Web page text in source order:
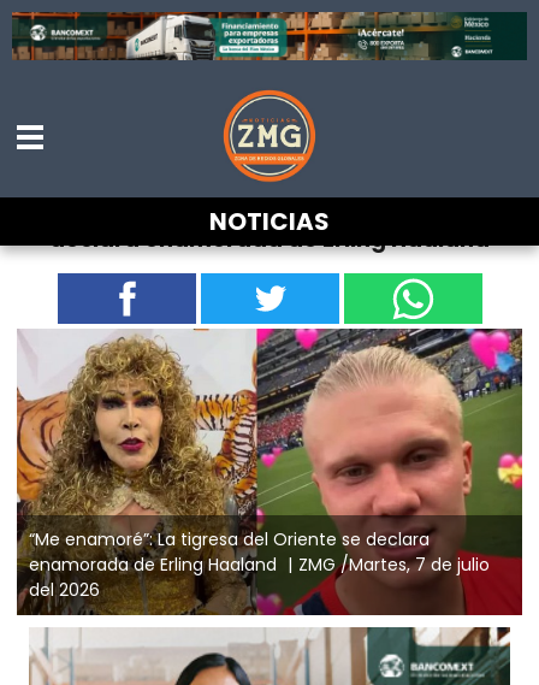
NOTICIAS
“Me enamoré”: La tigresa del Oriente se
declara enamorada de Erling Haaland
“Me enamoré”: La tigresa del Oriente se declara
enamorada de Erling Haaland
ZMG /Martes, 7 de julio
del 2026